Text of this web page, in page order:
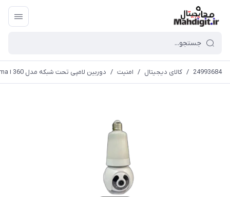
24993684
/ کالای دیجیتال / امنیت / دوربین لامپی تحت شبکه مدل 360 ا wifi camera panorama